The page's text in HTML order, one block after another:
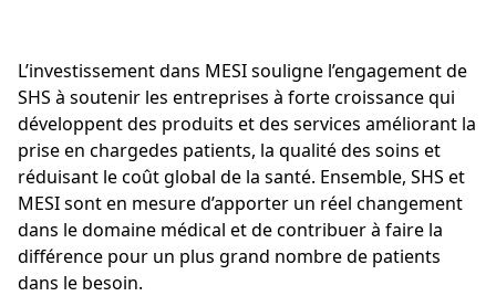
L’investissement dans MESI souligne l’engagement de
SHS à soutenir les entreprises à forte croissance qui
développent des produits et des services améliorant la
prise en chargedes patients, la qualité des soins et
réduisant le coût global de la santé. Ensemble, SHS et
MESI sont en mesure d’apporter un réel changement
dans le domaine médical et de contribuer à faire la
différence pour un plus grand nombre de patients
dans le besoin.